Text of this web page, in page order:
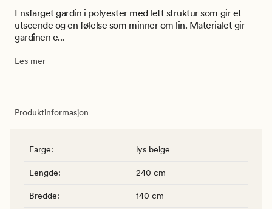
Ensfarget gardin i polyester med lett struktur som gir et
utseende og en følelse som minner om lin. Materialet gir
gardinen e...
Les mer
Produktinformasjon
Farge: lys beige
Lengde: 240 cm
Bredde: 140 cm